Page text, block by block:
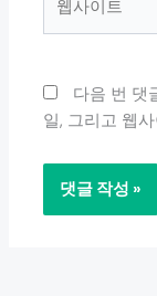
다음 번 댓
일, 그리고 웹